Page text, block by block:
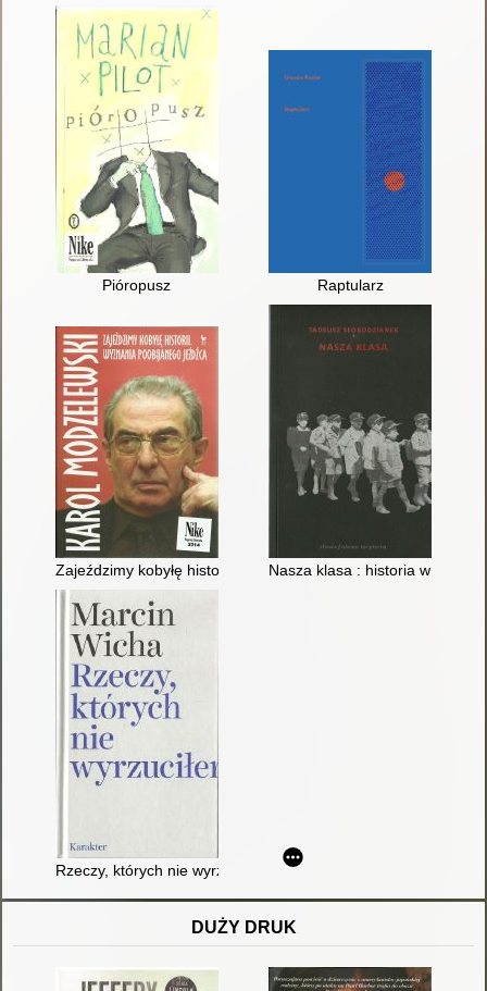
Pióropusz Raptularz
Zajeździmy kobyłę historii : wyznania poobijanego jeźdźca
Nasza klasa : historia w XIV
Rzeczy, których nie wyrzuciłem
DUŻY DRUK